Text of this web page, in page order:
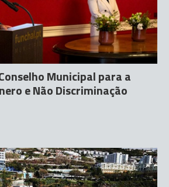
Municipal para a
e Não Discriminação